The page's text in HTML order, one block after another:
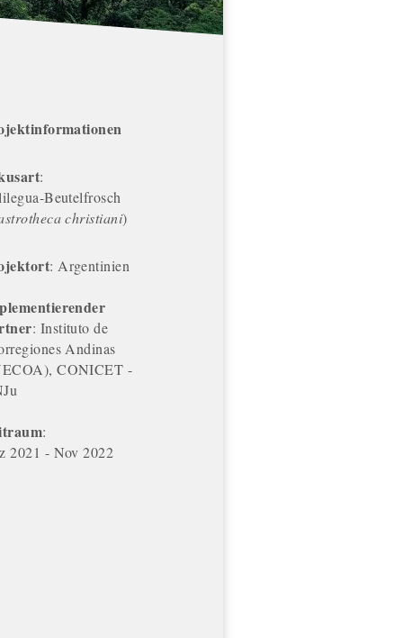
:
Beutelfrosch
christiani)
: Argentinien
: Instituto de
Andinas
CONICET -
:
2021 - Nov 2022